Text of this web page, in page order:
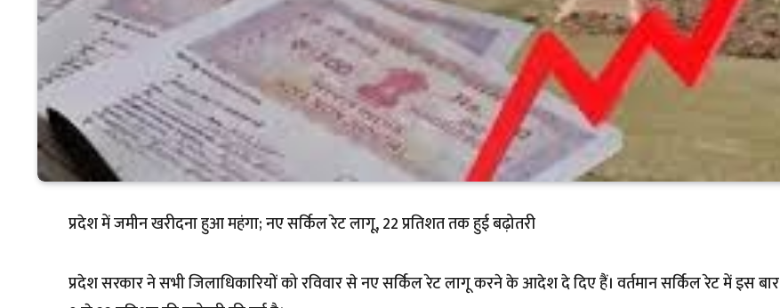
प्रदेश में जमीन खरीदना हुआ महंगा; नए सर्किल रेट लागू, 22 प्रतिशत तक हुई बढ़ोतरी
प्रदेश सरकार ने सभी जिलाधिकारियों को रविवार से नए सर्किल रेट लागू करने के आदेश दे दिए हैं। वर्तमान सर्किल रेट में इस बार